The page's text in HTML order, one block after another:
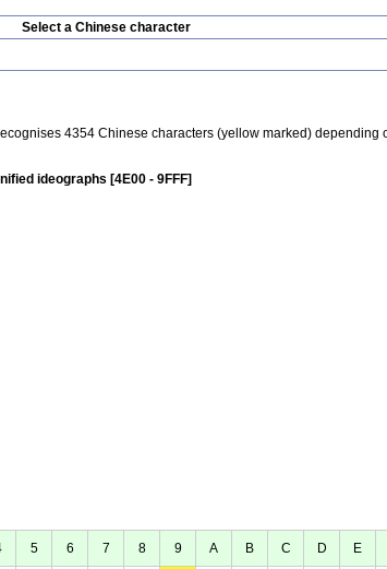
Select a Chinese character
4354 Chinese characters (yellow marked) depending
ideographs [4E00 - 9FFF]
5 6 7 8 9 A B C D E